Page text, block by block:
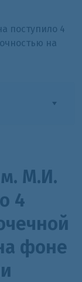
поступило 4
на
М.И.
4
фоне